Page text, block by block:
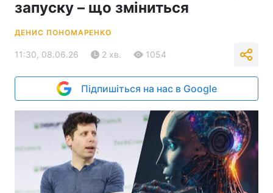
запуску – що зміниться
ДЕНИС ПОНОМАРЕНКО
11:30, 08.06.26 2 хв. 1054
Підпишіться на нас в Google